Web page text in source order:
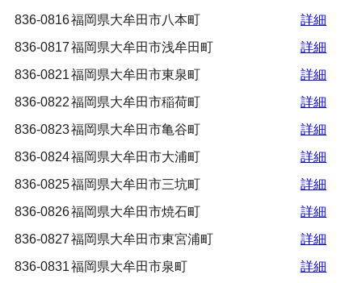
836-0816福岡県大牟田市八本町
詳細
836-0817福岡県大牟田市浅牟田町
詳細
836-0821福岡県大牟田市東泉町
詳細
836-0822福岡県大牟田市稲荷町
詳細
836-0823福岡県大牟田市亀谷町
詳細
836-0824福岡県大牟田市大浦町
詳細
836-0825福岡県大牟田市三坑町
詳細
836-0826福岡県大牟田市焼石町
詳細
836-0827福岡県大牟田市東宮浦町
詳細
836-0831福岡県大牟田市泉町 詳細